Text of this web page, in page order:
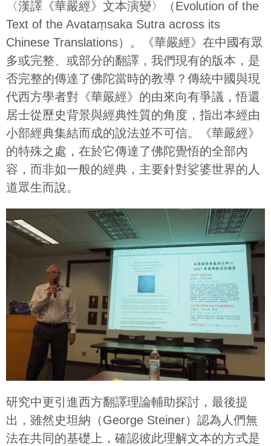
〈漢譯《華嚴經》文本演變〉（Evolution of the
Text of the Avataṃsaka Sutra across its
Chinese Translations）。《華嚴經》在中國有眾
多或完整、或部分的翻譯，我們現有的版本，是
否完整的傳達了佛陀當時的教導？傳統中國與現
代西方學者對《華嚴經》的由來向有爭議，悟還
居士從歷史背景與經典性質的角度，指出本經由
小部經典集結而成的說法並不可信。《華嚴經》
的特殊之處，在於它傳達了佛陀覺悟的全部內
容，而非如一般的經典，主要針對娑婆世界的人
道眾生而說。
研究中更引進西方翻譯理論輔助探討，最後提
出，雖然史坦納（George Steiner）認為人們無
法在共同的基礎上，確認彼此理解文本的方式是